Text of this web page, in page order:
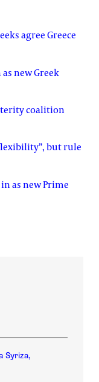
agree Greece
new Greek
coalition
but rule
as new Prime
Syriza,